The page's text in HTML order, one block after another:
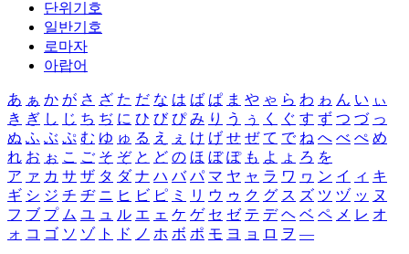
단위기호
일반기호
로마자
아랍어
あ ぁ か が さ ざ た だ な は ば ぱ ま や ゃ ら わ ゎ ん い ぃ
き ぎ し じ ち ぢ に ひ び ぴ み り う ぅ く ぐ す ず つ づ っ
ぬ ふ ぶ ぷ む ゆ ゅ る え ぇ け げ せ ぜ て で ね へ べ ぺ め
れ お ぉ こ ご そ ぞ と ど の ほ ぼ ぽ も よ ょ ろ を
ア ァ カ サ ザ タ ダ ナ ハ バ パ マ ヤ ャ ラ ワ ヮ ン イ ィ キ
ギ シ ジ チ ヂ ニ ヒ ビ ピ ミ リ ウ ゥ ク グ ス ズ ツ ヅ ッ ヌ
フ ブ プ ム ユ ュ ル エ ェ ケ ゲ セ ゼ テ デ ヘ ベ ペ メ レ オ
ォ コ ゴ ソ ゾ ト ド ノ ホ ボ ポ モ ヨ ョ ロ ヲ ―